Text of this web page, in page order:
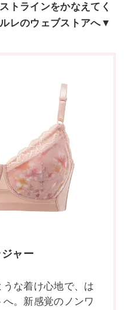
トラインをかなえてく
レのウェブストアへ▼
ャー
な着け心地で、は
。新感覚のノンワ